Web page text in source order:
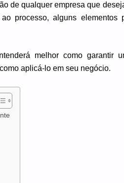
de qualquer empresa que
processo, alguns elementos
melhor como garantir
aplicá-lo em seu negócio.